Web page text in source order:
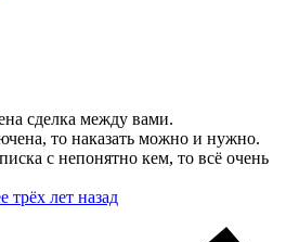
сделка между вами.
то наказать можно и нужно.
с непонятно кем, то всё очень
трёх лет назад